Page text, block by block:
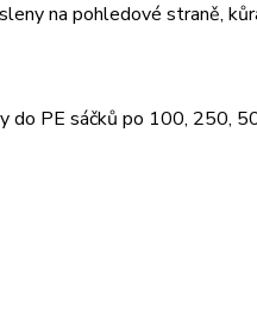
na pohledové straně,
do PE sáčků po 100, 250,